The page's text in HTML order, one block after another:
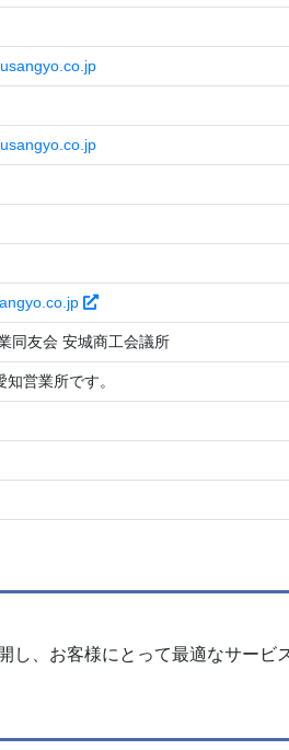
同友会 安城商工会議所
営業所です。
、お客様にとって最適なサービ